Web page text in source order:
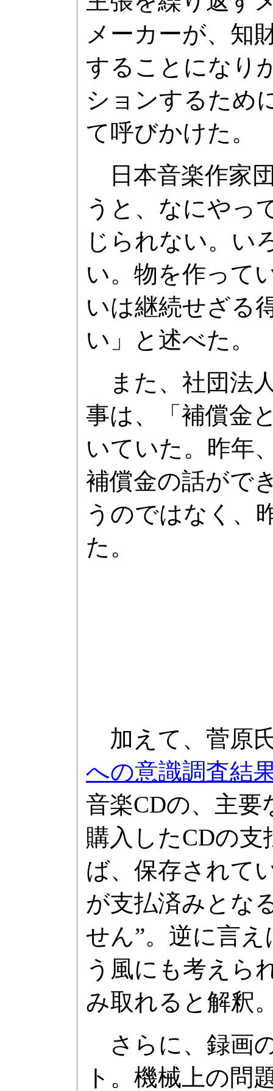
メーカーが、知
することになり
ションするため
て呼びかけた。
日本音楽作家
うと、なにやっ
じられない。い
い。物を作って
いは継続せざる
い」と述べた。
また、社団法
事は、「補償金
いていた。昨年
補償金の話がで
うのではなく、
た。
加えて、菅原
への意識調査結
音楽CDの、主要
購入したCDの
ば、保存されて
が支払済みとな
せん”。逆に言
う風にも考えら
み取れると解釈
さらに、録画
ト。機械上の問